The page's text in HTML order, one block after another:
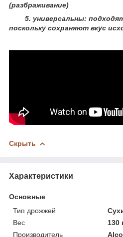
(разбраживание)
5. универсальны:
поскольку сохраняют вкус
Скрыть
Характеристики
Основные
Тип дрожжей
Вес
130
Производитель